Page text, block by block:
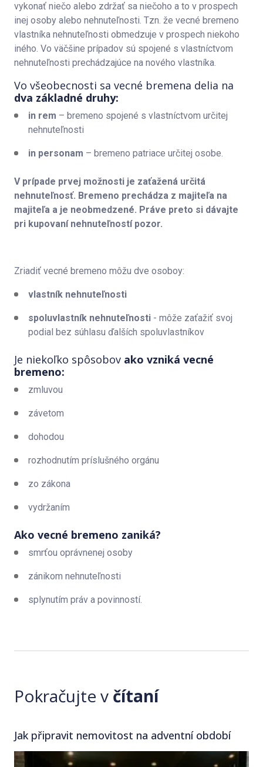
vykonať niečo alebo zdržať sa niečoho a to v prospech
inej osoby alebo nehnuteľnosti. Tzn. že vecné bremeno
vlastníka nehnuteľnosti obmedzuje v prospech niekoho
iného. Vo väčšine prípadov sú spojené s vlastníctvom
nehnuteľnosti prechádzajúce na nového vlastníka.
Vo všeobecnosti sa vecné bremena delia na
dva základné druhy:
in rem – bremeno spojené s vlastníctvom určitej
nehnuteľnosti
in personam – bremeno patriace určitej osobe.
V prípade prvej možnosti je zaťažená určitá
nehnuteľnosť. Bremeno prechádza z majiteľa na
majiteľa a je neobmedzené. Práve preto si dávajte
pri kupovaní nehnuteľností pozor.
Zriadiť vecné bremeno môžu dve osoboy:
vlastník nehnuteľnosti
spoluvlastník nehnuteľnosti - môže zaťažiť svoj
podial bez súhlasu ďalších spoluvlastníkov
Je niekoľko spôsobov ako vzniká vecné
bremeno:
zmluvou
závetom
dohodou
rozhodnutím príslušného orgánu
zo zákona
vydržaním
Ako vecné bremeno zaniká?
smrťou oprávnenej osoby
zánikom nehnuteľnosti
splynutím práv a povinností.
Pokračujte v čítaní
Jak připravit nemovitost na adventní období